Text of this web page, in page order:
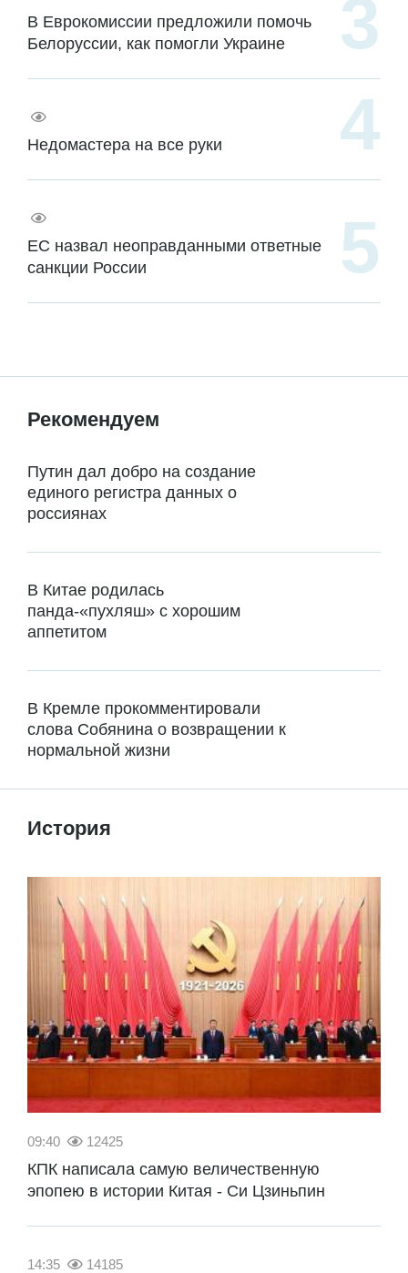
В Еврокомиссии предложили помочь
Белоруссии, как помогли Украине
Недомастера на все руки
ЕС назвал неоправданными ответные
санкции России
Рекомендуем
Путин дал добро на создание
единого регистра данных о
россиянах
В Китае родилась
панда-«пухляш» с хорошим
аппетитом
В Кремле прокомментировали
слова Собянина о возвращении к
нормальной жизни
История
09:40 12425
КПК написала самую величественную
эпопею в истории Китая - Си Цзиньпин
14:35 14185